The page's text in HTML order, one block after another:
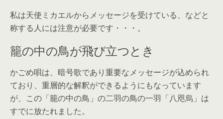
私は天使ミカエルからメッセージを受けている、などと
称する人には注意が必要です・・・。
籠の中の鳥が飛び立つとき
かごめ唄は、暗号歌であり重要なメッセージが込められ
ており、重層的な解釈ができるようにもなっています
が、この「籠の中の鳥」の二羽の鳥の一羽「八咫烏」は
すでに放たれました。